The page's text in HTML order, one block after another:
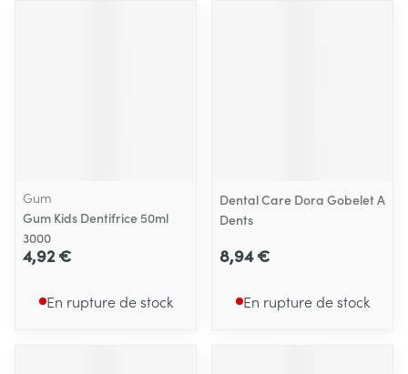
Gum
Gum Kids Dentifrice 50ml
3000
4,92 €
En rupture de stock
Dental Care Dora Gobelet A
Dents
8,94 €
En rupture de stock